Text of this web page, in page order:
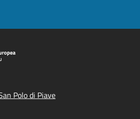
Polo di Piave